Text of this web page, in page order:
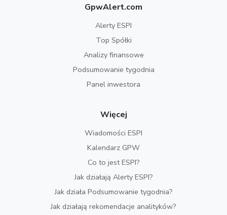
GpwAlert.com
Alerty ESPI
Top Spółki
Analizy finansowe
Podsumowanie tygodnia
Panel inwestora
Więcej
Wiadomości ESPI
Kalendarz GPW
Co to jest ESPI?
Jak działają Alerty ESPI?
Jak działa Podsumowanie tygodnia?
Jak działają rekomendacje analityków?